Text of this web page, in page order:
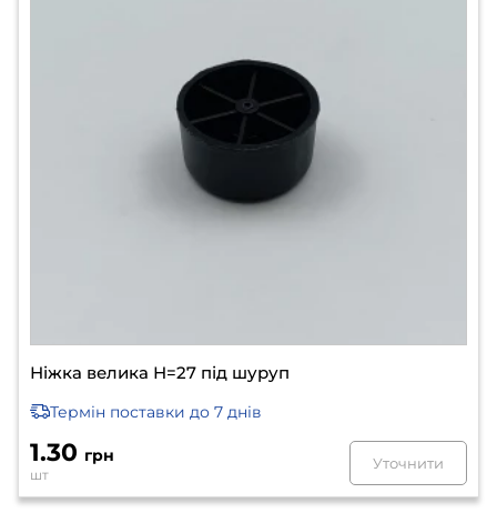
Ніжка велика Н=27 під шуруп
Термін поставки до 7 днів
1.30 грн
шт
Уточнити